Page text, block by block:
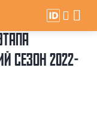
СЕЗОН 2022-